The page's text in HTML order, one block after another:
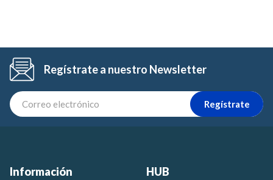
Regístrate a nuestro Newsletter
Regístrate
Información HUB